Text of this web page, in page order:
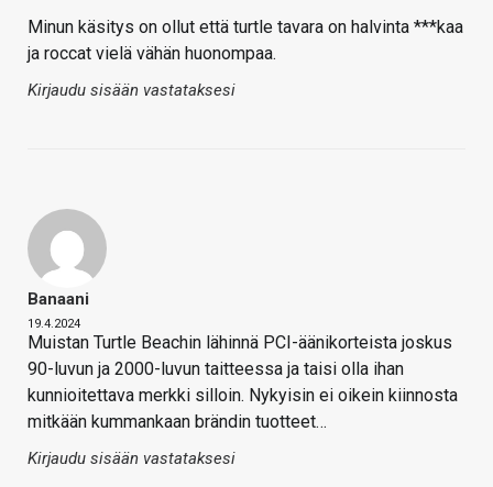
Minun käsitys on ollut että turtle tavara on halvinta ***kaa
ja roccat vielä vähän huonompaa.
Kirjaudu sisään vastataksesi
Banaani
19.4.2024
Muistan Turtle Beachin lähinnä PCI-äänikorteista joskus
90-luvun ja 2000-luvun taitteessa ja taisi olla ihan
kunnioitettava merkki silloin. Nykyisin ei oikein kiinnosta
mitkään kummankaan brändin tuotteet…
Kirjaudu sisään vastataksesi